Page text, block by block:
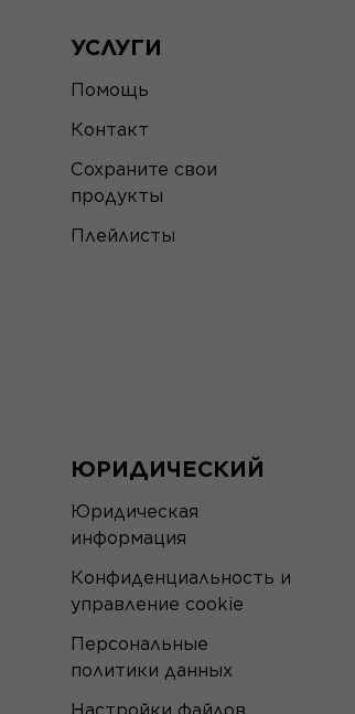
УСЛУГИ
Помощь
Контакт
Сохраните свои
продукты
Плейлисты
ЮРИДИЧЕСКИЙ
Юридическая
информация
Конфиденциальность и
управление cookie
Персональные
политики данных
Настройки файлов